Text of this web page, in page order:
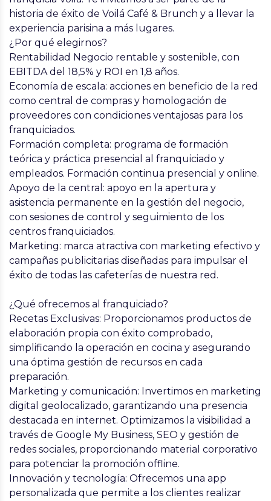
historia de éxito de Voilá Café & Brunch y a llevar la
experiencia parisina a más lugares.
¿Por qué elegirnos?
Rentabilidad Negocio rentable y sostenible, con
EBITDA del 18,5% y ROI en 1,8 años.
Economía de escala: acciones en beneficio de la red
como central de compras y homologación de
proveedores con condiciones ventajosas para los
franquiciados.
Formación completa: programa de formación
teórica y práctica presencial al franquiciado y
empleados. Formación continua presencial y online.
Apoyo de la central: apoyo en la apertura y
asistencia permanente en la gestión del negocio,
con sesiones de control y seguimiento de los
centros franquiciados.
Marketing: marca atractiva con marketing efectivo y
campañas publicitarias diseñadas para impulsar el
éxito de todas las cafeterías de nuestra red.
¿Qué ofrecemos al franquiciado?
Recetas Exclusivas: Proporcionamos productos de
elaboración propia con éxito comprobado,
simplificando la operación en cocina y asegurando
una óptima gestión de recursos en cada
preparación.
Marketing y comunicación: Invertimos en marketing
digital geolocalizado, garantizando una presencia
destacada en internet. Optimizamos la visibilidad a
través de Google My Business, SEO y gestión de
redes sociales, proporcionando material corporativo
para potenciar la promoción offline.
Innovación y tecnología: Ofrecemos una app
personalizada que permite a los clientes realizar